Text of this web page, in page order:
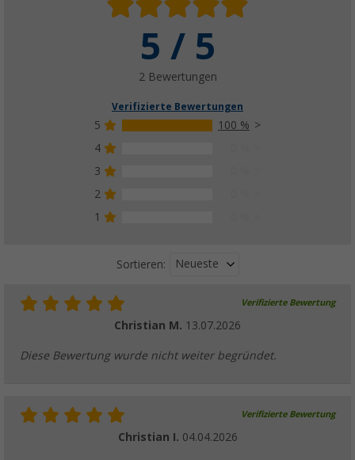
5 / 5
2 Bewertungen
Verifizierte Bewertungen
5
100 %
4
3
2
1
Sortieren: Neueste
Verifizierte Bewertung
Christian M. 13.07.2026
Diese Bewertung wurde nicht weiter begründet.
Verifizierte Bewertung
Christian I. 04.04.2026